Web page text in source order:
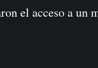
el acceso a un